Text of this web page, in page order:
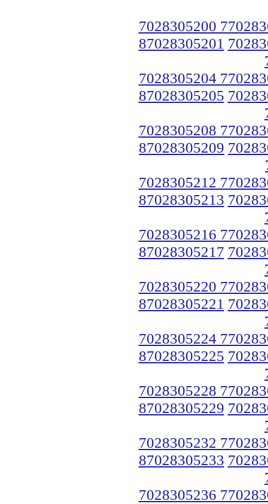
7028305200
87028305201
7028305204
87028305205
7028305208
87028305209
7028305212
87028305213
7028305216
87028305217
7028305220
87028305221
7028305224
87028305225
7028305228
87028305229
7028305232
87028305233
7028305236